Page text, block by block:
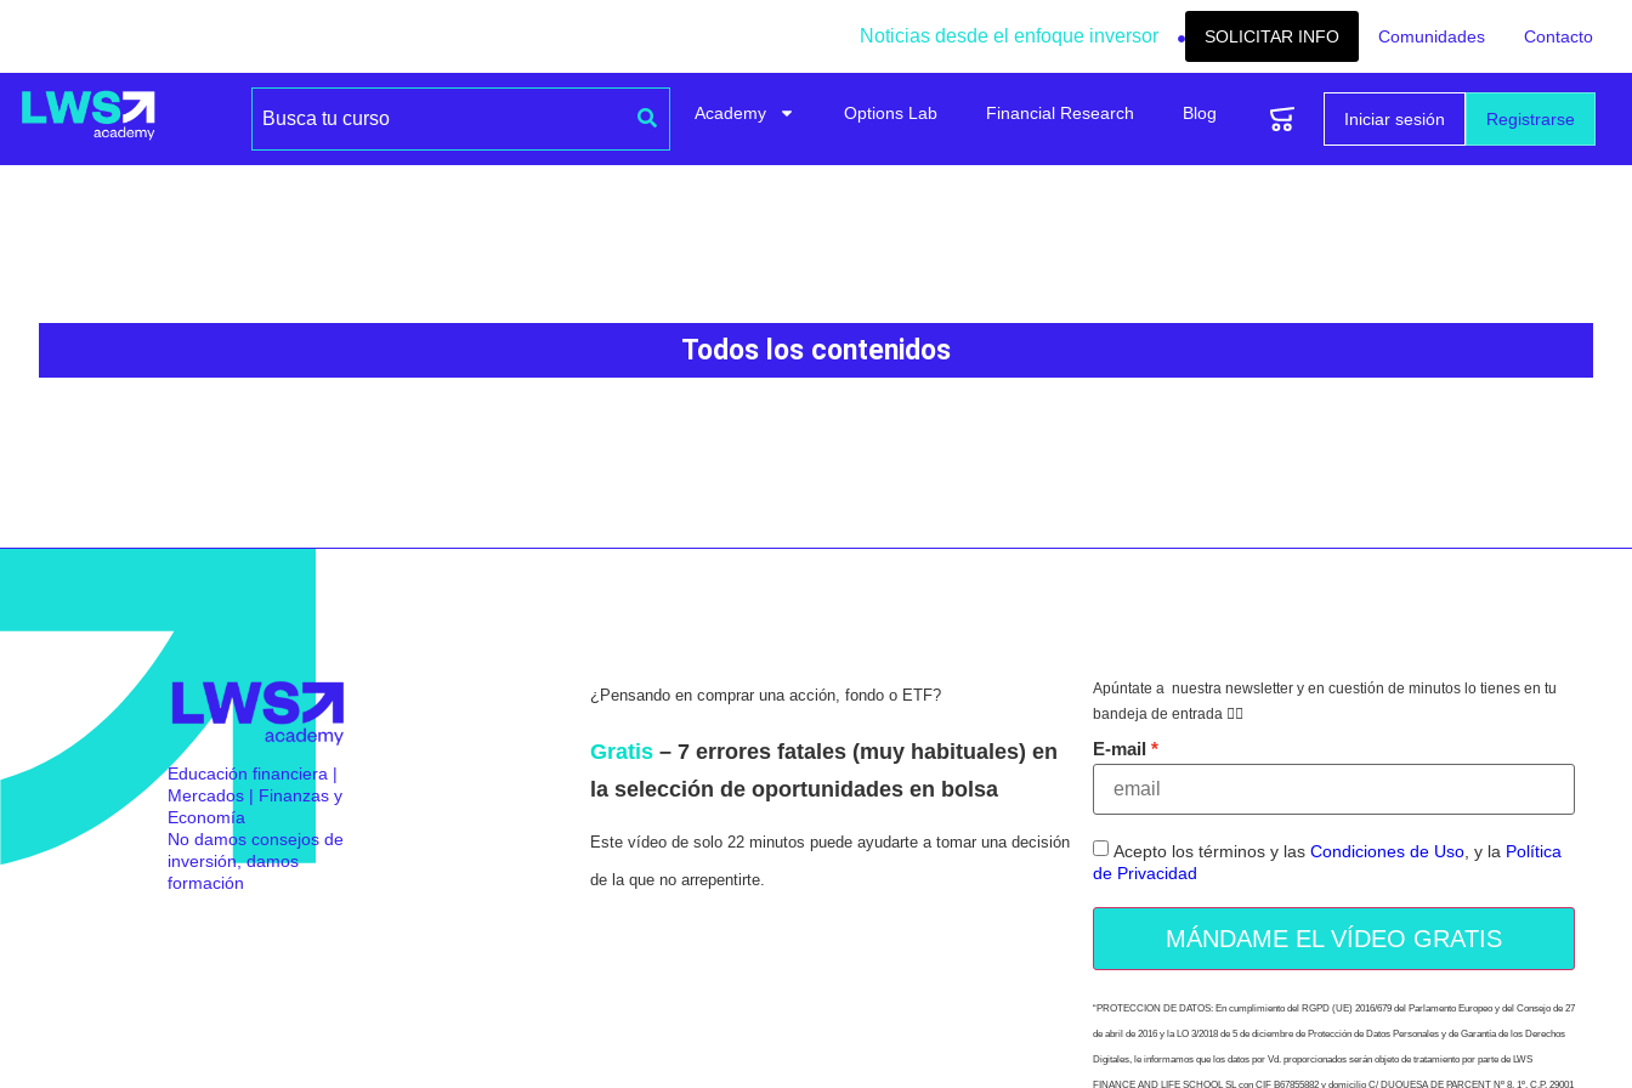
Noticias desde el enfoque inversor SOLICITAR INFO Comunidades Contacto
Registrarse
Iniciar sesión
Academy Options Lab Financial Research Blog
Todos los contenidos
Educación financiera |
Mercados | Finanzas y
Economía
No damos consejos de
inversión, damos
formación
¿Pensando en comprar una acción, fondo o ETF?
Gratis– 7 errores fatales (muy habituales) en
la selección de oportunidades en bolsa
Este vídeo de solo 22 minutos puede ayudarte a tomar una decisión
de la que no arrepentirte.
Apúntate a nuestra newsletter y en cuestión de minutos lo tienes en tu
bandeja de entrada 👇🏻
E-mail
Acepto los términos y las Condiciones de Uso, y la Política
de Privacidad
MÁNDAME EL VÍDEO GRATIS
“PROTECCION DE DATOS: En cumplimiento del RGPD (UE) 2016/679 del Parlamento Europeo y del Consejo de 27
de abril de 2016 y la LO 3/2018 de 5 de diciembre de Protección de Datos Personales y de Garantía de los Derechos
Digitales, le informamos que los datos por Vd. proporcionados serán objeto de tratamiento por parte de LWS
FINANCE AND LIFE SCHOOL SL con CIF B67855882 y domicilio C/ DUQUESA DE PARCENT Nº 8, 1º, C.P. 29001